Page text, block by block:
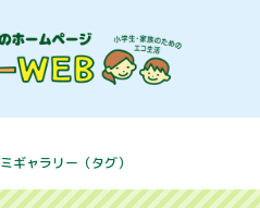
ギャラリー（タグ）